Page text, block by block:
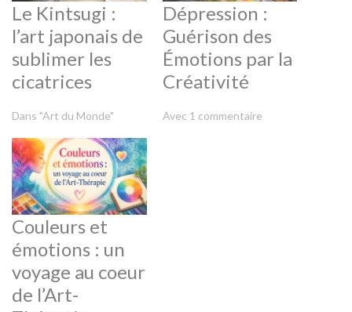
Le Kintsugi :
l’art japonais de
sublimer les
cicatrices
Dans "Art du Monde"
Dépression :
Guérison des
Émotions par la
Créativité
Avec 1 commentaire
Couleurs et
émotions : un
voyage au coeur
de l’Art-